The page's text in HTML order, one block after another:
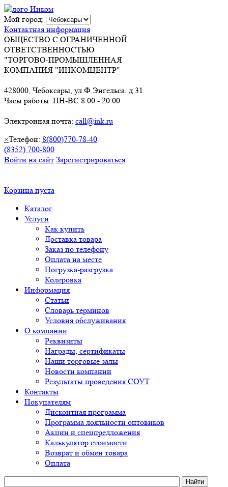
Мой город:
Контактная информация
ОБЩЕСТВО С ОГРАНИЧЕННОЙ
ОТВЕТСТВЕННОСТЬЮ
"ТОРГОВО-ПРОМЫШЛЕННАЯ
КОМПАНИЯ "ИНКОМЦЕНТР"
428000, Чебоксары, ул.Ф.Энгельса, д.31
Часы работы: ПН-ВС 8.00 - 20.00
Электронная почта: call@ink.ru
×Телефон: 8(800)770-78-40
(8352) 700-800
Войти на сайт Зарегистрироваться
Корзина пуста
Каталог
Услуги
Как купить
Доставка товара
Заказ по телефону
Оплата на месте
Погрузка-разгрузка
Колеровка
Информация
Статьи
Словарь терминов
Условия обслуживания
О компании
Реквизиты
Награды, сертификаты
Наши торговые залы
Новости компании
Результаты проведения СОУТ
Контакты
Покупателям
Дисконтная программа
Программа лояльности оптовиков
Акции и спецпредложения
Калькулятор стоимости
Возврат и обмен товара
Оплата